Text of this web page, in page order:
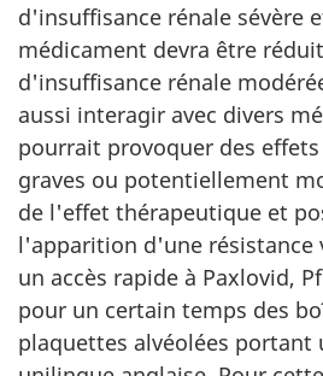
d'insuffisance rénale sévère
médicament devra être
d'insuffisance rénale
aussi interagir avec divers
pourrait provoquer des
graves ou potentiellement
de l'effet thérapeutique et
l'apparition d'une
un accès rapide à Paxlovid,
pour un certain temps des
plaquettes alvéolées portant